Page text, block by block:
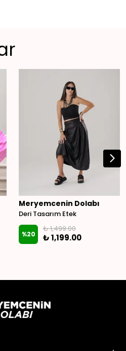
Meryemcenin Dolabı
Deri Tasarım Etek
%20
₺ 1,499.00
₺ 1,199.00